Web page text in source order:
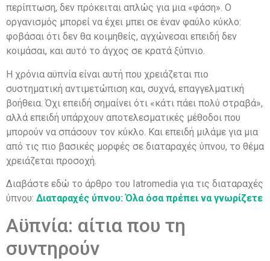
περίπτωση, δεν πρόκειται απλώς για μια «φάση». Ο
οργανισμός μπορεί να έχει μπει σε έναν φαύλο κύκλο:
φοβάσαι ότι δεν θα κοιμηθείς, αγχώνεσαι επειδή δεν
κοιμάσαι, και αυτό το άγχος σε κρατά ξύπνιο.
Η χρόνια αϋπνία είναι αυτή που χρειάζεται πιο
συστηματική αντιμετώπιση και, συχνά, επαγγελματική
βοήθεια. Όχι επειδή σημαίνει ότι «κάτι πάει πολύ στραβά»,
αλλά επειδή υπάρχουν αποτελεσματικές μέθοδοι που
μπορούν να σπάσουν τον κύκλο. Και επειδή μιλάμε για μια
από τις πιο βασικές μορφές σε διαταραχές ύπνου, το θέμα
χρειάζεται προσοχή.
Διαβάστε εδώ το άρθρο του Iatromedia για τις διαταραχές
ύπνου: Διαταραχές ύπνου: Όλα όσα πρέπει να γνωρίζετε
Αϋπνία: αίτια που τη
συντηρούν